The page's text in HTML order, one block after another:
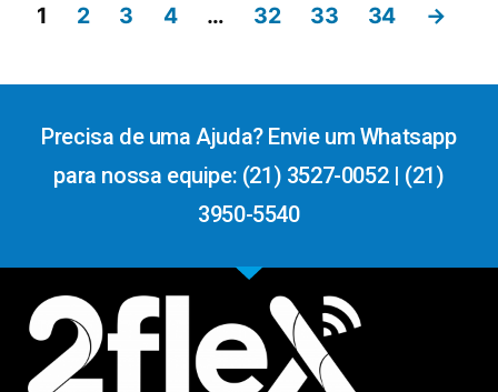
1 2 3 4 … 32 33 34 →
Precisa de uma Ajuda? Envie um Whatsapp
para nossa equipe: (21) 3527-0052 | (21)
3950-5540